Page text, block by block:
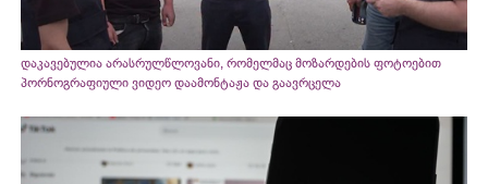
დაკავებულია არასრულწლოვანი, რომელმაც მოზარდების ფოტოებით
პორნოგრაფიული ვიდეო დაამონტაჟა და გაავრცელა